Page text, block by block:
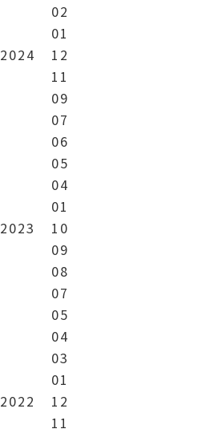
02
01
2024
12
11
09
07
06
05
04
01
2023
10
09
08
07
05
04
03
01
2022
12
11